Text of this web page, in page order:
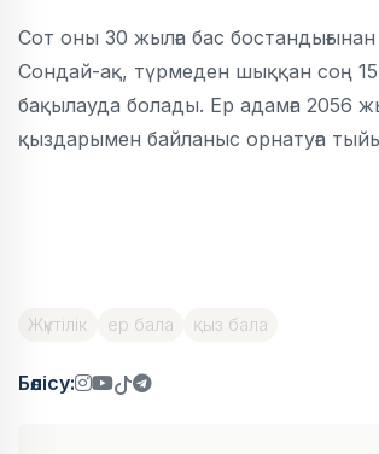
Сот оны 30 жылға бас
Сондай-ақ, түрмеден шыққан соң
бақылауда болады. Ер адамға 2056
қыздарымен байланыс орнатуға
Жүктілік ер бала қыз бала
Бөлісу: